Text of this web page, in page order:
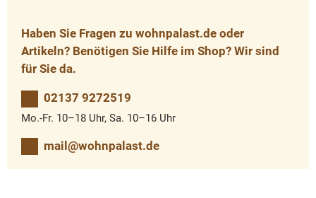
Haben Sie Fragen zu wohnpalast.de oder
Artikeln? Benötigen Sie Hilfe im Shop? Wir sind
für Sie da.
02137 9272519
Mo.-Fr. 10–18 Uhr, Sa. 10–16 Uhr
mail@wohnpalast.de